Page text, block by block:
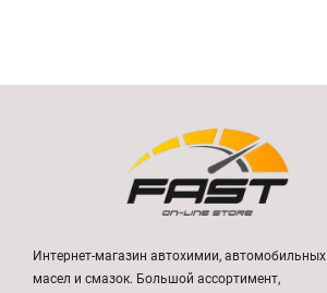
Интернет-магазин автохимии, автомобильных
масел и смазок. Большой ассортимент,